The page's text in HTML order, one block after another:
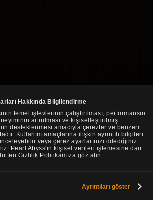
Hakkında Bilgilendirme
temel işlevlerinin çalıştırılması, performansın
artırılması ve kişiselleştirilmiş
desteklenmesi amacıyla çerezler ve benzeri
Kullanım amaçlarına ilişkin ayrıntılı bilgileri
veya çerez ayarlarınızı dilediğiniz
Pearl Abyss'in kişisel verileri işlemesine dair
Gizlilik Politikamıza göz atın.
Ayrıntıları göster